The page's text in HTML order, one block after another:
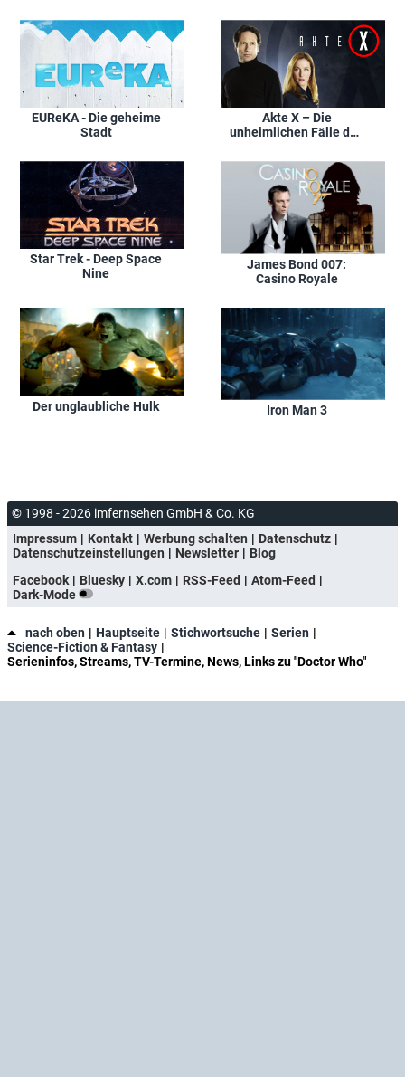
EUReKA - Die geheime
Stadt
Akte X – Die
unheimlichen Fälle des
Star Trek - Deep Space
Nine
James Bond 007:
Casino Royale
Der unglaubliche Hulk Iron Man 3
© 1998 - 2026 imfernsehen GmbH & Co. KG
Impressum
Kontakt Werbung schalten
Datenschutz
Datenschutzeinstellungen
Newsletter
Blog
Facebook
Bluesky X.com RSS-Feed
Atom-Feed
Dark-Mode
nach oben Hauptseite Stichwortsuche
Serien
Science-Fiction & Fantasy
Serieninfos, Streams, TV-Termine, News, Links zu "Doctor Who"